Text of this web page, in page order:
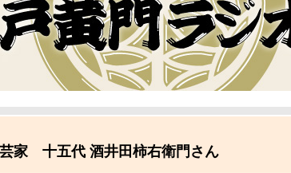
家 十五代 酒井田柿右衛門さん